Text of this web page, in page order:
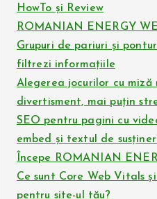
HowTo și Review
ROMANIAN ENERGY
Grupuri de pariuri și
filtrezi informațiile
Alegerea jocurilor cu miză
divertisment, mai puțin
SEO pentru pagini cu
embed și textul de
Începe ROMANIAN
Ce sunt Core Web Vitals
pentru site-ul tău?